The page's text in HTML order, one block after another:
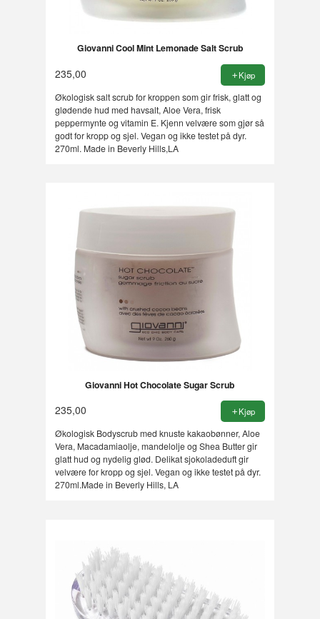
Giovanni Cool Mint Lemonade Salt Scrub
235,00 Kjøp
Økologisk salt scrub for kroppen som gir frisk, glatt og
glødende hud med havsalt, Aloe Vera, frisk
peppermynte og vitamin E. Kjenn velvære som gjør så
godt for kropp og sjel. Vegan og ikke testet på dyr.
270ml. Made in Beverly Hills,LA
Giovanni Hot Chocolate Sugar Scrub
235,00 Kjøp
Økologisk Bodyscrub med knuste kakaobønner, Aloe
Vera, Macadamiaolje, mandelolje og Shea Butter gir
glatt hud og nydelig glød. Delikat sjokoladeduft gir
velvære for kropp og sjel. Vegan og ikke testet på dyr.
270ml.Made in Beverly Hills, LA